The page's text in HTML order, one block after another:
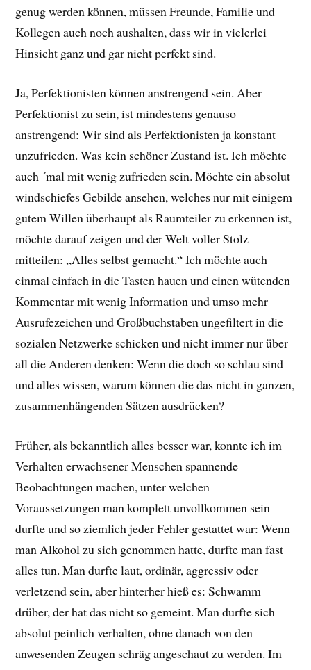
genug werden können, müssen Freunde, Familie und
Kollegen auch noch aushalten, dass wir in vielerlei
Hinsicht ganz und gar nicht perfekt sind.
Ja, Perfektionisten können anstrengend sein. Aber
Perfektionist zu sein, ist mindestens genauso
anstrengend: Wir sind als Perfektionisten ja konstant
unzufrieden. Was kein schöner Zustand ist. Ich möchte
auch ´mal mit wenig zufrieden sein. Möchte ein absolut
windschiefes Gebilde ansehen, welches nur mit einigem
gutem Willen überhaupt als Raumteiler zu erkennen ist,
möchte darauf zeigen und der Welt voller Stolz
mitteilen: „Alles selbst gemacht.“ Ich möchte auch
einmal einfach in die Tasten hauen und einen wütenden
Kommentar mit wenig Information und umso mehr
Ausrufezeichen und Großbuchstaben ungefiltert in die
sozialen Netzwerke schicken und nicht immer nur über
all die Anderen denken: Wenn die doch so schlau sind
und alles wissen, warum können die das nicht in ganzen,
zusammenhängenden Sätzen ausdrücken?
Früher, als bekanntlich alles besser war, konnte ich im
Verhalten erwachsener Menschen spannende
Beobachtungen machen, unter welchen
Voraussetzungen man komplett unvollkommen sein
durfte und so ziemlich jeder Fehler gestattet war: Wenn
man Alkohol zu sich genommen hatte, durfte man fast
alles tun. Man durfte laut, ordinär, aggressiv oder
verletzend sein, aber hinterher hieß es: Schwamm
drüber, der hat das nicht so gemeint. Man durfte sich
absolut peinlich verhalten, ohne danach von den
anwesenden Zeugen schräg angeschaut zu werden. Im